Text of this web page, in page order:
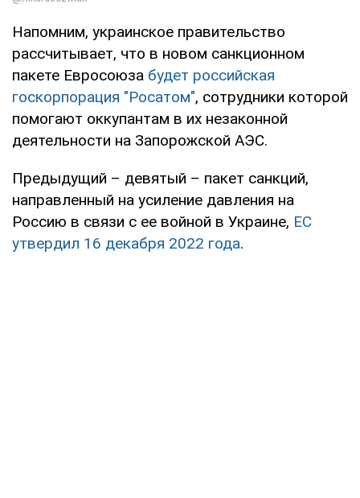
Напомним, украинское правительство
рассчитывает, что в новом санкционном
пакете Евросоюза будет российская
госкорпорация "Росатом", сотрудники которой
помогают оккупантам в их незаконной
деятельности на Запорожской АЭС.
Предыдущий – девятый – пакет санкций,
направленный на усиление давления на
Россию в связи с ее войной в Украине, ЕС
утвердил 16 декабря 2022 года.